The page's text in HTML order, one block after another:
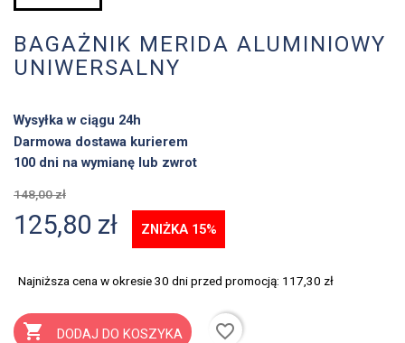
BAGAŻNIK MERIDA ALUMINIOWY
UNIWERSALNY
Wysyłka w ciągu 24h
Darmowa dostawa kurierem
100 dni na wymianę lub zwrot
148,00 zł
125,80 zł ZNIŻKA 15%
Najniższa cena w okresie 30 dni przed promocją: 117,30 zł
 DODAJ DO KOSZYKA
favorite_border